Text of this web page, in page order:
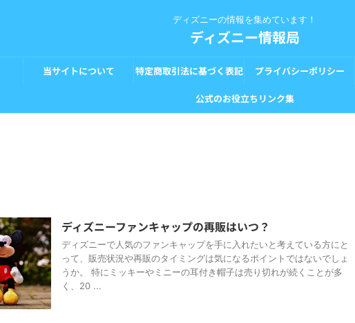
ディズニーの情報を集めています！
ディズニー情報局
当サイトについて 特定商取引法に基づく表記 プライバシーポリシー
公式のお役立ちリンク集
ディズニーファンキャップの再販はいつ？
ディズニーで人気のファンキャップを手に入れたいと考えている方にと
って、販売状況や再販のタイミングは気になるポイントではないでしょ
うか。 特にミッキーやミニーの耳付き帽子は売り切れが続くことが多
く、20 ...